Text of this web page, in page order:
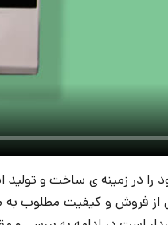
را در زمینه ی ساخت و